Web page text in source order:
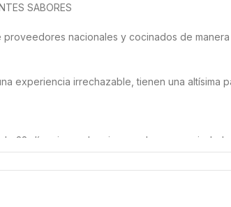
SABORES
nacionales y cocinados de
experiencia irrechazable, tienen una altísima
28 días sin perder ninguna de sus
la acción sin derramar nada, se agita
aromas (contiene apio), sal extracto de